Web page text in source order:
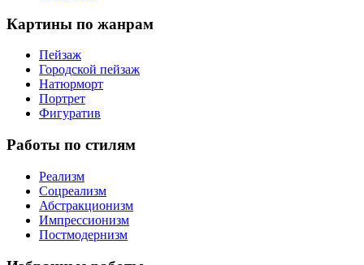
Картины по жанрам
Пейзаж
Городской пейзаж
Натюрморт
Портрет
Фигуратив
Работы по стилям
Реализм
Соцреализм
Абстракционизм
Импрессионизм
Постмодернизм